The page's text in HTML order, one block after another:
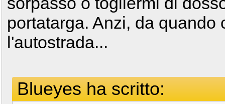
portatarga. Anzi, da
l'autostrada...
Blueyes ha scritto: